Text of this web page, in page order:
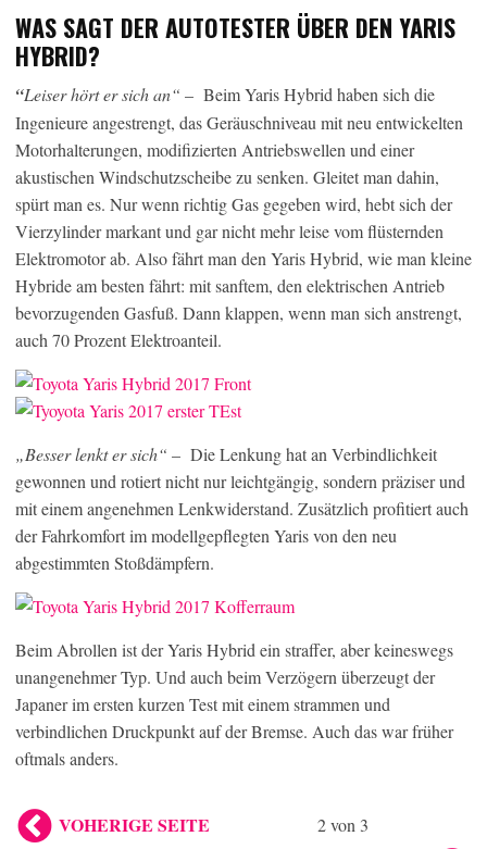
WAS SAGT DER AUTOTESTER ÜBER DEN YARIS
HYBRID?
“Leiser hört er sich an“ – Beim Yaris Hybrid haben sich die
Ingenieure angestrengt, das Geräuschniveau mit neu entwickelten
Motorhalterungen, modifizierten Antriebswellen und einer
akustischen Windschutzscheibe zu senken. Gleitet man dahin,
spürt man es. Nur wenn richtig Gas gegeben wird, hebt sich der
Vierzylinder markant und gar nicht mehr leise vom flüsternden
Elektromotor ab. Also fährt man den Yaris Hybrid, wie man kleine
Hybride am besten fährt: mit sanftem, den elektrischen Antrieb
bevorzugenden Gasfuß. Dann klappen, wenn man sich anstrengt,
auch 70 Prozent Elektroanteil.
„Besser lenkt er sich“ – Die Lenkung hat an Verbindlichkeit
gewonnen und rotiert nicht nur leichtgängig, sondern präziser und
mit einem angenehmen Lenkwiderstand. Zusätzlich profitiert auch
der Fahrkomfort im modellgepflegten Yaris von den neu
abgestimmten Stoßdämpfern.
Beim Abrollen ist der Yaris Hybrid ein straffer, aber keineswegs
unangenehmer Typ. Und auch beim Verzögern überzeugt der
Japaner im ersten kurzen Test mit einem strammen und
verbindlichen Druckpunkt auf der Bremse. Auch das war früher
oftmals anders.
VOHERIGE SEITE 2 von 3